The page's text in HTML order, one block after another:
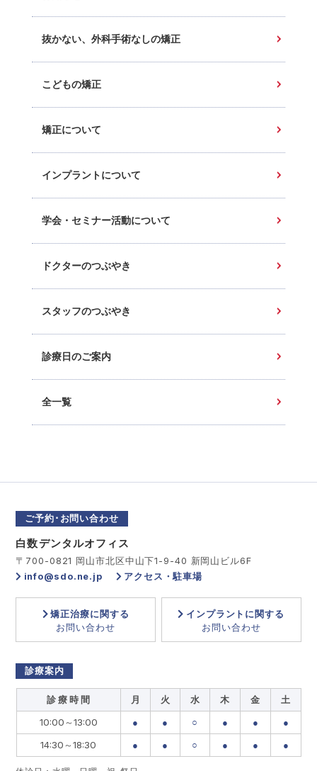
抜かない、外科手術なしの矯正
こどもの矯正
矯正について
インプラントについて
学会・セミナー活動について
ドクターのつぶやき
スタッフのつぶやき
診療日のご案内
全一覧
ご予約･お問い合わせ
白数デンタルオフィス
〒700-0821 岡山市北区中山下1-9-40 新岡山ビル6F
info@sdo.ne.jp
アクセス・駐車場
矯正治療に関する
お問い合わせ
インプラントに関する
お問い合わせ
診療案内
診 療 時 間 月 火 水 木 金
土
10:00～13:00
● ● ○ ● ●
●
14:30～18:30
● ● ○ ● ● ●